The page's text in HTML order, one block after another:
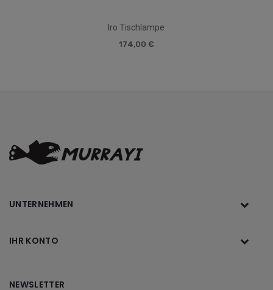
Iro Tischlampe
174,00 €
UNTERNEHMEN
IHR KONTO
NEWSLETTER